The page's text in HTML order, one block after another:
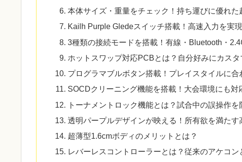
本体サイズ・重量をチェック！持ち運びに優れた
Kailh Purple Gledeスイッチ搭載！高速入力を実
3種類の接続モードを搭載！有線・Bluetooth・
ホットスワップ対応PCBとは？自分好みにカス
プログラマブルボタン搭載！プレイスタイルに合
SOCDクリーニング機能を搭載！大会環境にも対
トーナメントロック機能とは？試合中の誤操作
透明パープルデザインが映える！所有欲を満たす
超薄型1.6cmボディのメリットとは？
レバーレスコントローラーとは？従来のアケコン